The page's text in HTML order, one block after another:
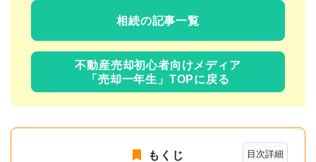
相続の記事一覧
不動産売却初心者向けメディア
「売却一年生」TOPに戻る
目次詳細
もくじ